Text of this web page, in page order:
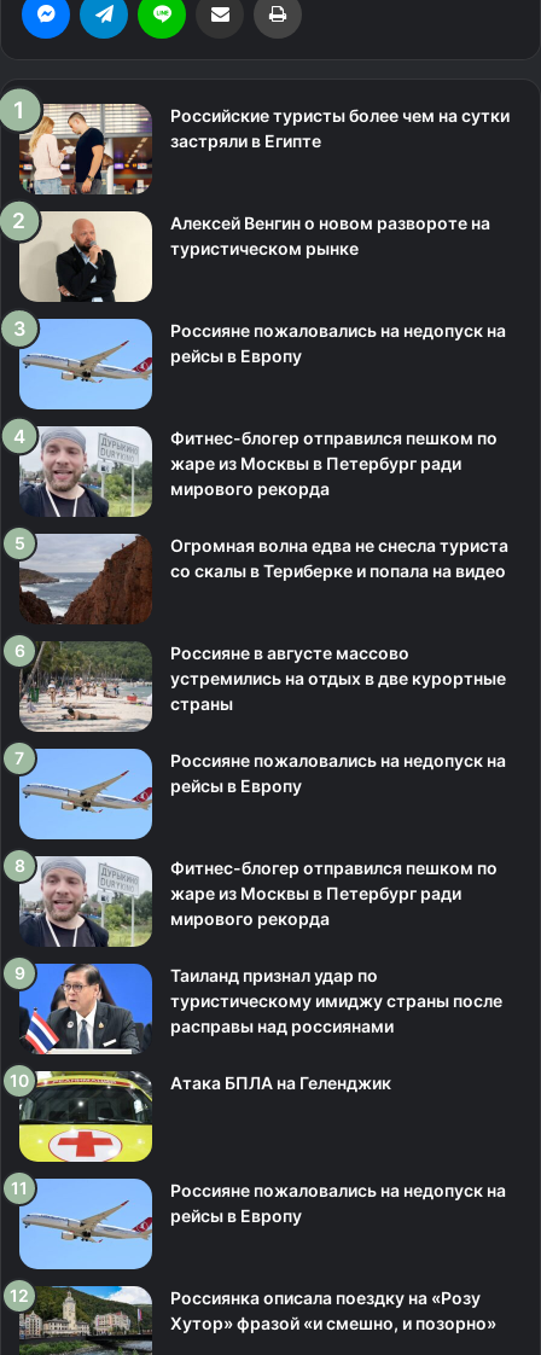
Российские туристы более чем на сутки
застряли в Египте
Алексей Венгин о новом развороте на
туристическом рынке
Россияне пожаловались на недопуск на
рейсы в Европу
Фитнес-блогер отправился пешком по
жаре из Москвы в Петербург ради
мирового рекорда
Огромная волна едва не снесла туриста
со скалы в Териберке и попала на видео
Россияне в августе массово
устремились на отдых в две курортные
страны
Россияне пожаловались на недопуск на
рейсы в Европу
Фитнес-блогер отправился пешком по
жаре из Москвы в Петербург ради
мирового рекорда
Таиланд признал удар по
туристическому имиджу страны после
расправы над россиянами
Атака БПЛА на Геленджик
Россияне пожаловались на недопуск на
рейсы в Европу
Россиянка описала поездку на «Розу
Хутор» фразой «и смешно, и позорно»